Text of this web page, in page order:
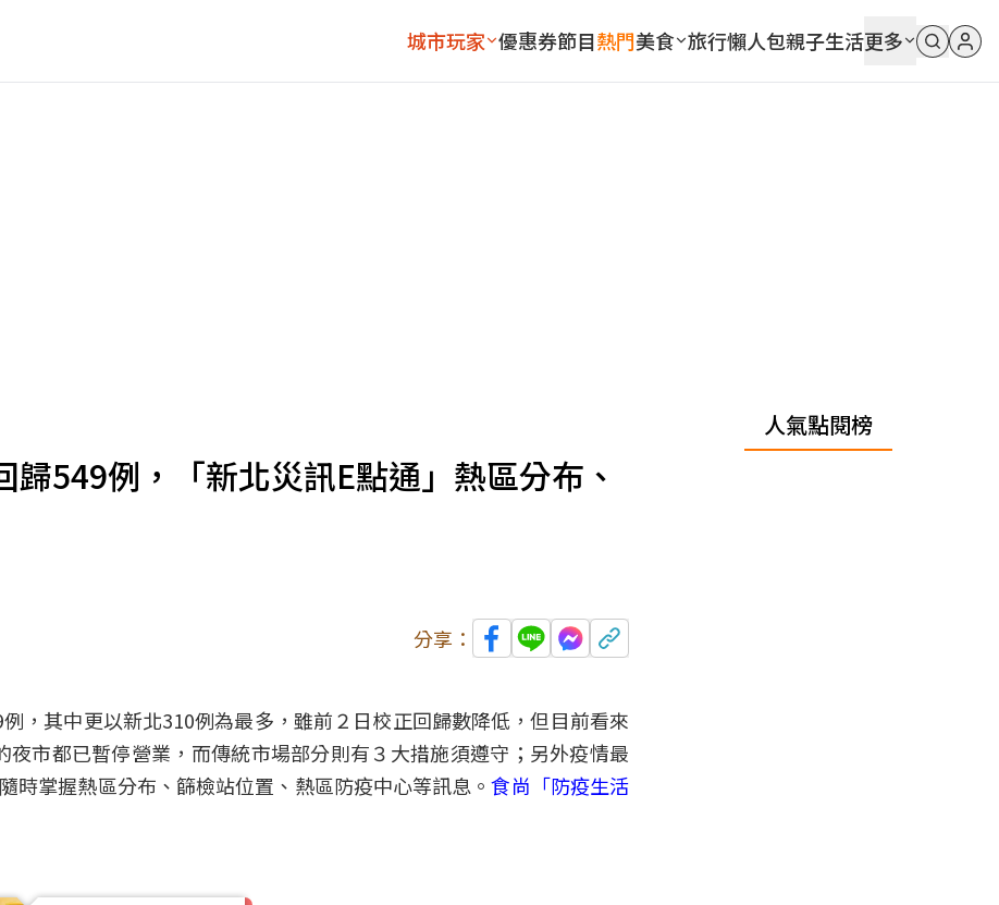
城市玩家 優惠券節目熱門美食 旅行懶人包親子生活更多
549例，「新北災訊E點通」熱區分布、
分享：
，其中更以新北310例為最多，雖前２日校正回歸數降低，但目前看來
夜市都已暫停營業，而傳統市場部分則有３大措施須遵守；另外疫情最
時掌握熱區分布、篩檢站位置、熱區防疫中心等訊息。食尚「防疫生活
人氣點閱榜